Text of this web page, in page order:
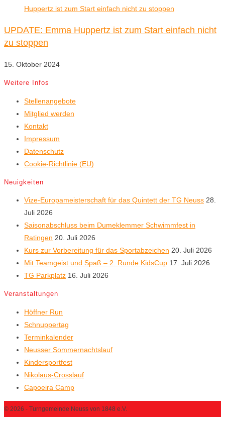
UPDATE: Emma Huppertz ist zum Start einfach nicht
zu stoppen
15. Oktober 2024
Weitere Infos
Stellenangebote
Mitglied werden
Kontakt
Impressum
Datenschutz
Cookie-Richtlinie (EU)
Neuigkeiten
Vize-Europameisterschaft für das Quintett der TG Neuss 28.
Juli 2026
Saisonabschluss beim Dumeklemmer Schwimmfest in
Ratingen 20. Juli 2026
Kurs zur Vorbereitung für das Sportabzeichen 20. Juli 2026
Mit Teamgeist und Spaß – 2. Runde KidsCup 17. Juli 2026
TG Parkplatz 16. Juli 2026
Veranstaltungen
Höffner Run
Schnuppertag
Terminkalender
Neusser Sommernachtslauf
Kindersportfest
Nikolaus-Crosslauf
Capoeira Camp
© 2026 - Turngemeinde Neuss von 1848 e.V.